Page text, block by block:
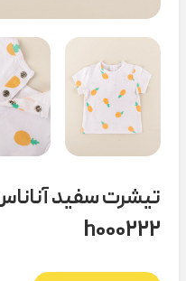
h000222